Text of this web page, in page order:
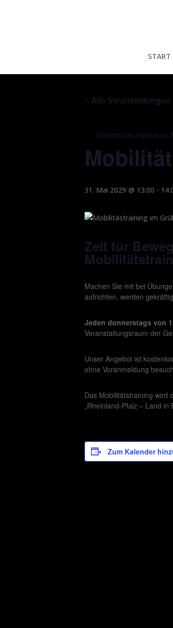
START
« Alle Veranstaltungen
Veranstaltungsserie:
31. Mai 2029 @ 13:00 -
Zeit für
Machen Sie mit bei
aufrichten, werden
Jeden donnerstags von
Veranstaltungsraum der
Unser Angebot ist
ohne Voranmeldung
Das Mobilitätstraining wird
„Rheinland-Pfalz – Land in
Zum Kalender